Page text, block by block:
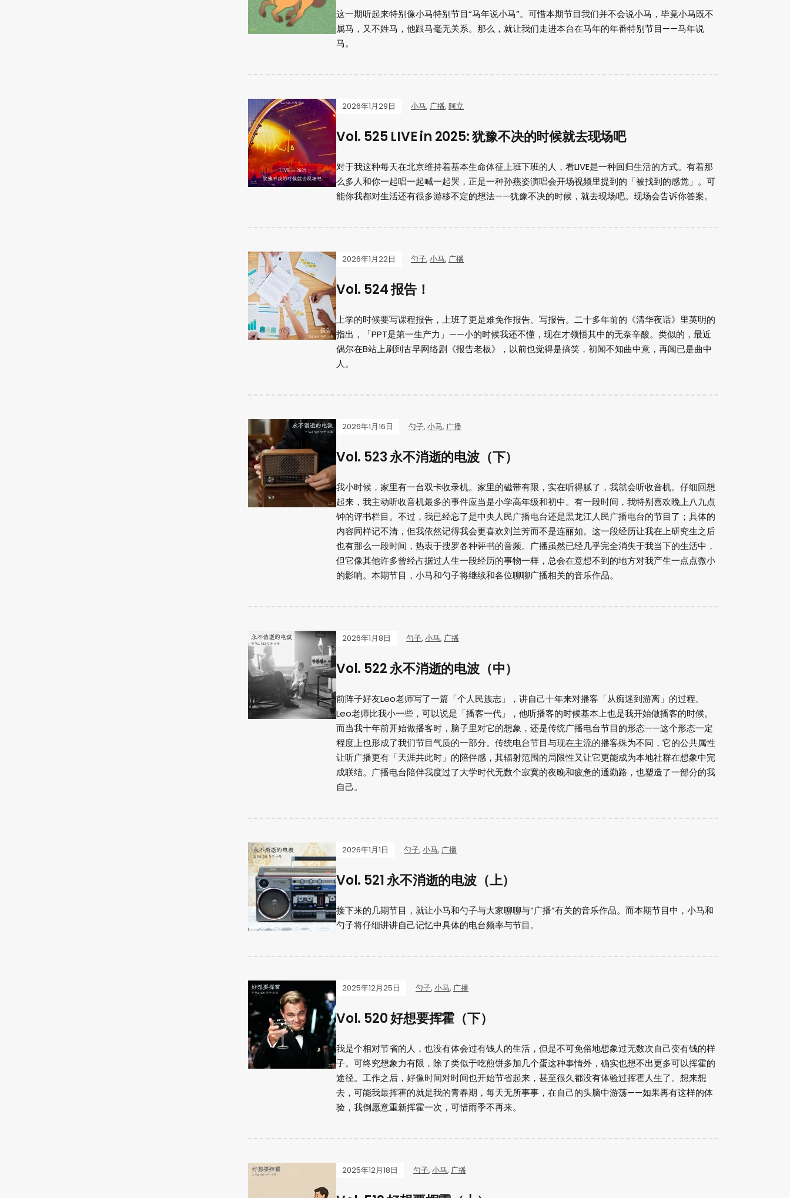
这一期听起来特别像小马特别节目“马年说小马”。可惜本期节目我们并不会说小马，毕竟小马既不
属马，又不姓马，他跟马毫无关系。那么，就让我们走进本台在马年的年番特别节目——马年说
马。
2026年1月29日 小马, 广播, 阿立
Vol. 525 LIVE in 2025: 犹豫不决的时候就去现场吧
对于我这种每天在北京维持着基本生命体征上班下班的人，看LIVE是一种回归生活的方式。有着那
么多人和你一起唱一起喊一起哭，正是一种孙燕姿演唱会开场视频里提到的「被找到的感觉」。可
能你我都对生活还有很多游移不定的想法——犹豫不决的时候，就去现场吧。现场会告诉你答案。
2026年1月22日 勺子, 小马, 广播
Vol. 524 报告！
上学的时候要写课程报告，上班了更是难免作报告、写报告。二十多年前的《清华夜话》里英明的
指出，「PPT是第一生产力」——小的时候我还不懂，现在才领悟其中的无奈辛酸。类似的，最近
偶尔在B站上刷到古早网络剧《报告老板》，以前也觉得是搞笑，初闻不知曲中意，再闻已是曲中
人。
2026年1月16日 勺子, 小马, 广播
Vol. 523 永不消逝的电波（下）
我小时候，家里有一台双卡收录机。家里的磁带有限，实在听得腻了，我就会听收音机。仔细回想
起来，我主动听收音机最多的事件应当是小学高年级和初中。有一段时间，我特别喜欢晚上八九点
钟的评书栏目。不过，我已经忘了是中央人民广播电台还是黑龙江人民广播电台的节目了；具体的
内容同样记不清，但我依然记得我会更喜欢刘兰芳而不是连丽如。这一段经历让我在上研究生之后
也有那么一段时间，热衷于搜罗各种评书的音频。广播虽然已经几乎完全消失于我当下的生活中，
但它像其他许多曾经占据过人生一段经历的事物一样，总会在意想不到的地方对我产生一点点微小
的影响。本期节目，小马和勺子将继续和各位聊聊广播相关的音乐作品。
2026年1月8日 勺子, 小马, 广播
Vol. 522 永不消逝的电波（中）
前阵子好友Leo老师写了一篇「个人民族志」，讲自己十年来对播客「从痴迷到游离」的过程。
Leo老师比我小一些，可以说是「播客一代」，他听播客的时候基本上也是我开始做播客的时候。
而当我十年前开始做播客时，脑子里对它的想象，还是传统广播电台节目的形态——这个形态一定
程度上也形成了我们节目气质的一部分。传统电台节目与现在主流的播客殊为不同，它的公共属性
让听广播更有「天涯共此时」的陪伴感，其辐射范围的局限性又让它更能成为本地社群在想象中完
成联结。广播电台陪伴我度过了大学时代无数个寂寞的夜晚和疲惫的通勤路，也塑造了一部分的我
自己。
2026年1月1日 勺子, 小马, 广播
Vol. 521 永不消逝的电波（上）
接下来的几期节目，就让小马和勺子与大家聊聊与“广播”有关的音乐作品。而本期节目中，小马和
勺子将仔细讲讲自己记忆中具体的电台频率与节目。
2025年12月25日 勺子, 小马, 广播
Vol. 520 好想要挥霍（下）
我是个相对节省的人，也没有体会过有钱人的生活，但是不可免俗地想象过无数次自己变有钱的样
子。可终究想象力有限，除了类似于吃煎饼多加几个蛋这种事情外，确实也想不出更多可以挥霍的
途径。工作之后，好像时间对时间也开始节省起来，甚至很久都没有体验过挥霍人生了。想来想
去，可能我最挥霍的就是我的青春期，每天无所事事，在自己的头脑中游荡——如果再有这样的体
验，我倒愿意重新挥霍一次，可惜雨季不再来。
2025年12月18日 勺子, 小马, 广播